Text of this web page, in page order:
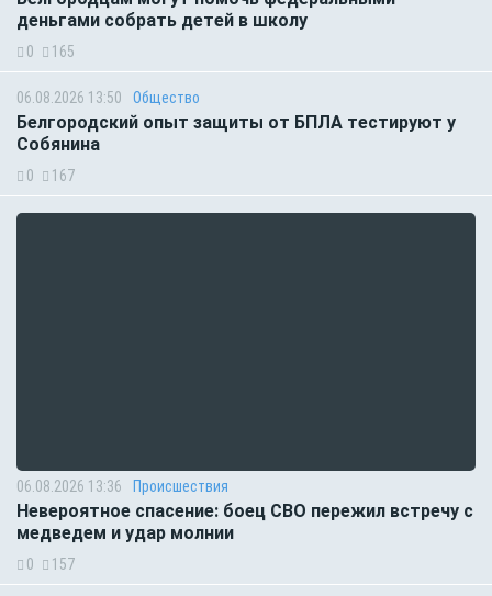
деньгами собрать детей в школу
0 165
06.08.2026 13:50 Общество
Белгородский опыт защиты от БПЛА тестируют у
Собянина
0 167
06.08.2026 13:36 Происшествия
Невероятное спасение: боец СВО пережил встречу с
медведем и удар молнии
0 157